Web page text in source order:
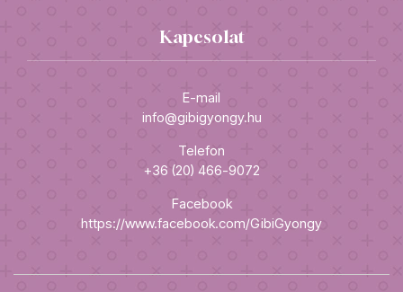
Kapcsolat
E-mail
info@gibigyongy.hu
Telefon
+36 (20) 466-9072
Facebook
https://www.facebook.com/GibiGyongy